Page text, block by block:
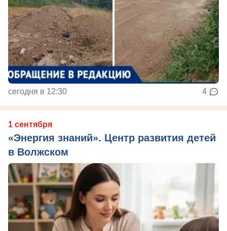
сегодня в 12:30 4
1 сентября
«Энергия знаний». Центр развития детей
в Волжском